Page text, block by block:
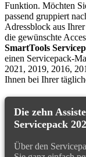
Funktion. Möchten
passend gruppiert
Adressblock aus
die gewünschte
SmartTools
einen Servicepack-
2021, 2019, 2016,
Ihnen bei Ihrer
Die zehn
Servicepack
Über den